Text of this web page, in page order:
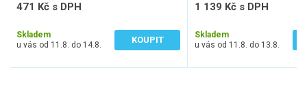
471 Kč s DPH
Skladem
u vás od 11.8. do 14.8.
KOUPIT
1 139 Kč s DPH
Skladem
u vás od 11.8. do 13.8.